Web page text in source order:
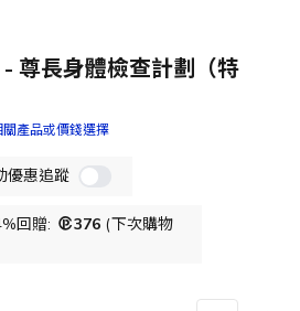
尊長身體檢查計劃（特
關產品或價錢選擇
優惠追蹤
回贈: 376 (下次購物